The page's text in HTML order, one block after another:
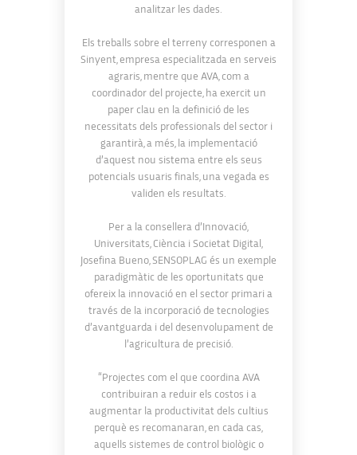
analitzar les dades.
Els treballs sobre el terreny corresponen a
Sinyent, empresa especialitzada en serveis
agraris, mentre que AVA, com a
coordinador del projecte, ha exercit un
paper clau en la definició de les
necessitats dels professionals del sector i
garantirà, a més, la implementació
d’aquest nou sistema entre els seus
potencials usuaris finals, una vegada es
validen els resultats.
Per a la consellera d’Innovació,
Universitats, Ciència i Societat Digital,
Josefina Bueno, SENSOPLAG és un exemple
paradigmàtic de les oportunitats que
ofereix la innovació en el sector primari a
través de la incorporació de tecnologies
d’avantguarda i del desenvolupament de
l’agricultura de precisió.
“Projectes com el que coordina AVA
contribuiran a reduir els costos i a
augmentar la productivitat dels cultius
perquè es recomanaran, en cada cas,
aquells sistemes de control biològic o